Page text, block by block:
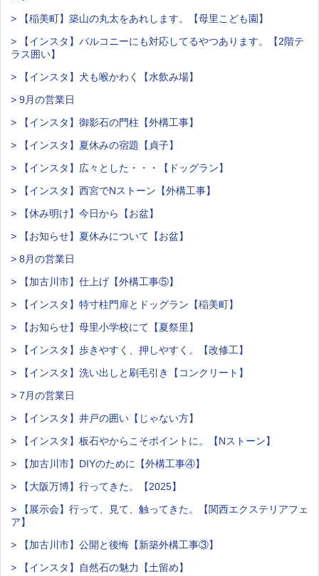
> 【稲美町】築山の丸太をあれします。【母里こども園】
> 【インスタ】バルコニーにも対応してるやつあります。【2階テ
ラス囲い】
> 【インスタ】犬も喉かわく【水飲み場】
> 9月の営業日
> 【インスタ】御影石の門柱【外構工事】
> 【インスタ】夏休みの宿題【貞子】
> 【インスタ】広々とした・・・【ドッグラン】
> 【インスタ】西宮でNストーン【外構工事】
> 【休み明け】今日から【お盆】
> 【お知らせ】夏休みについて【お盆】
> 8月の営業日
> 【加古川市】仕上げ【外構工事⑤】
> 【インスタ】特寸柱門扉とドッグラン【稲美町】
> 【お知らせ】母里小学校にて【夏祭里】
> 【インスタ】歩きやすく、押しやすく。【改修工】
> 【インスタ】洗い出しと刷毛引き【コンクリート】
> 7月の営業日
> 【インスタ】井戸の囲い【じゃない方】
> 【インスタ】板石やからこそポイントに。【Nストーン】
> 【加古川市】DIYのために【外構工事④】
> 【大阪万博】行ってきた。【2025】
> 【展示会】行って、見て、触ってきた。【関西エクステリアフェ
ア】
> 【加古川市】公開と後悔【新築外構工事③】
> 【インスタ】自然石の魅力【土留め】